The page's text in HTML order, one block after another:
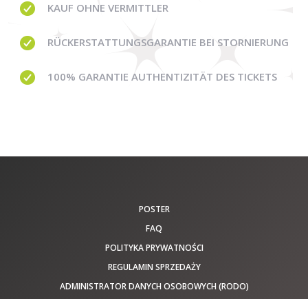
KAUF OHNE VERMITTLER
RÜCKERSTATTUNGSGARANTIE BEI STORNIERUNG
100% GARANTIE AUTHENTIZITÄT DES TICKETS
POSTER
FAQ
POLITYKA PRYWATNOŚCI
REGULAMIN SPRZEDAŻY
ADMINISTRATOR DANYCH OSOBOWYCH (RODO)